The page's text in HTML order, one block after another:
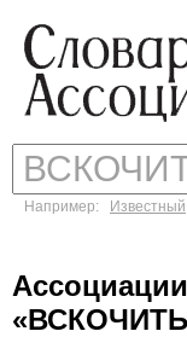
Например: Известный